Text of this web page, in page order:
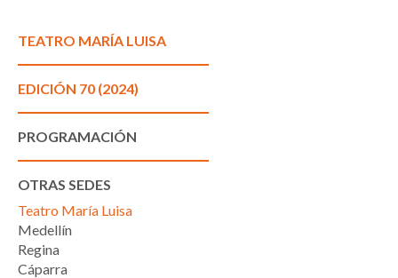
TEATRO MARÍA LUISA
EDICIÓN 70 (2024)
PROGRAMACIÓN
OTRAS SEDES
Teatro María Luisa
Medellín
Regina
Cáparra